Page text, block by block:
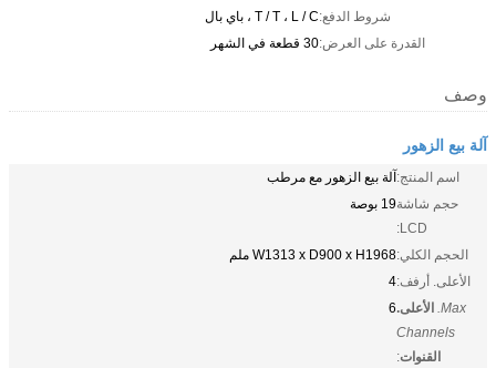
شروط الدفع:T / T ، L / C ، باي بال
القدرة على العرض:30 قطعة في الشهر
وصف
آلة بيع الزهور
اسم المنتج:آلة بيع الزهور مع مرطب
حجم شاشة
LCD:
19 بوصة
الحجم الكلي:W1313 x D900 x H1968 ملم
الأعلى. أرفف:4
Max. الأعلى.
Channels
القنوات:
6